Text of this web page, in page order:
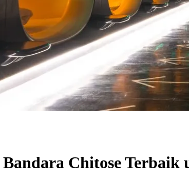
Chitose